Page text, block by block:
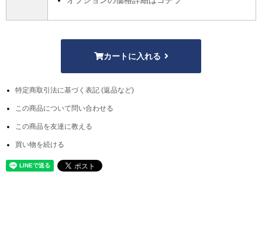
カートに入れる
特定商取引法に基づく表記 (返品など)
この商品について問い合わせる
この商品を友達に教える
買い物を続ける